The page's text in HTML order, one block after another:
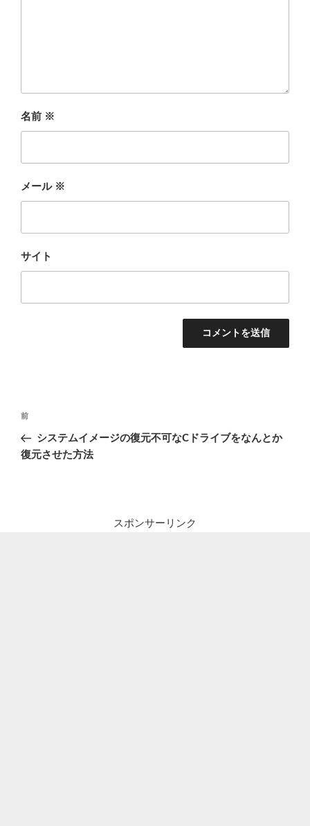
名前 ※
メール ※
サイト
投
ナ
前
の
投
前
システムイメージの復元不可なCドライブをなんとか
復元させた方法
スポンサーリンク